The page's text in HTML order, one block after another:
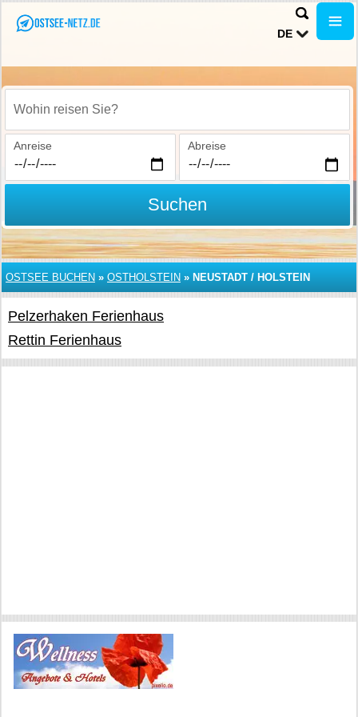
DE
Wohin reisen Sie?
Anreise Abreise
Suchen
OSTSEE BUCHEN » OSTHOLSTEIN » NEUSTADT / HOLSTEIN
Pelzerhaken Ferienhaus
Rettin Ferienhaus